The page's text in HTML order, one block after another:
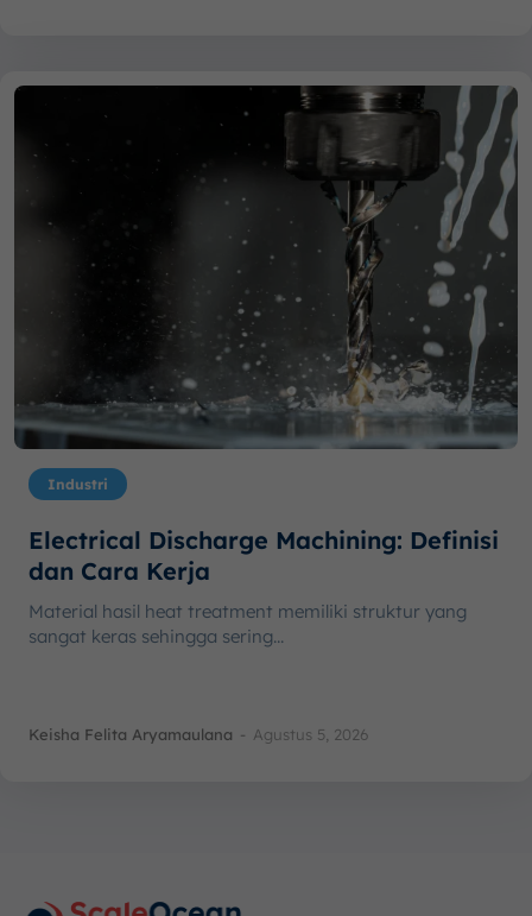
Industri
Electrical Discharge Machining: Definisi
dan Cara Kerja
Material hasil heat treatment memiliki struktur yang
sangat keras sehingga sering...
Keisha Felita Aryamaulana - Agustus 5, 2026